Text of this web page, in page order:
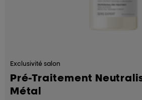
Exclusivité salon
Pré-Traitement
Métal